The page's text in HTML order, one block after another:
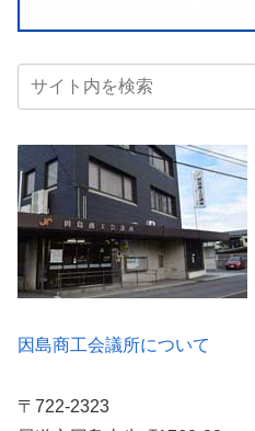
因島商工会議所について
〒722-2323